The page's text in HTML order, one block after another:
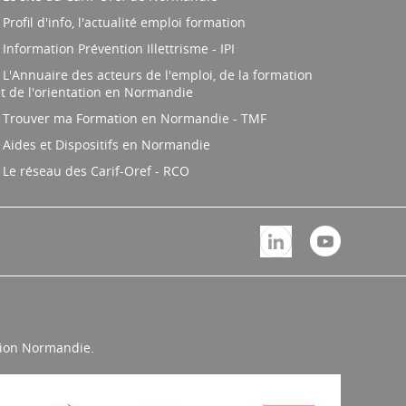
Profil d'info, l'actualité emploi formation
Information Prévention Illettrisme - IPI
L'Annuaire des acteurs de l'emploi, de la formation
de l'orientation en Normandie
Trouver ma Formation en Normandie - TMF
Aides et Dispositifs en Normandie
Le réseau des Carif-Oref - RCO
Normandie.